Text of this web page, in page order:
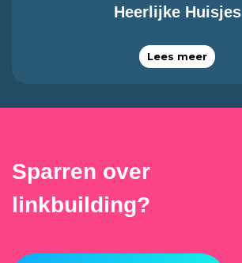
Heerlijke Huisjes
Lees meer
Sparren over
linkbuilding?